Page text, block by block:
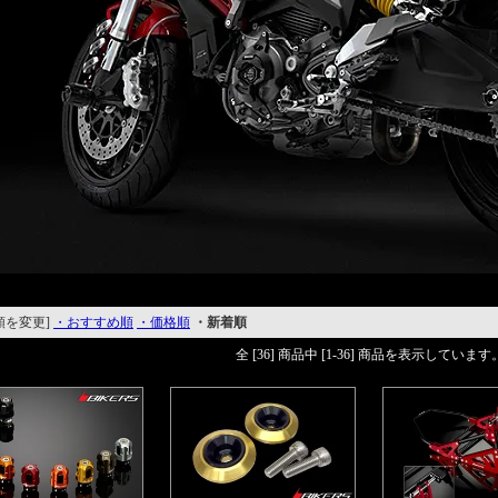
を変更] ・おすすめ順 ・価格順 ・新着順
全 [36] 商品中 [1-36] 商品を表示しています